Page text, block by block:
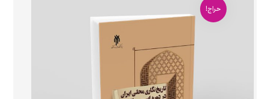
حراج!